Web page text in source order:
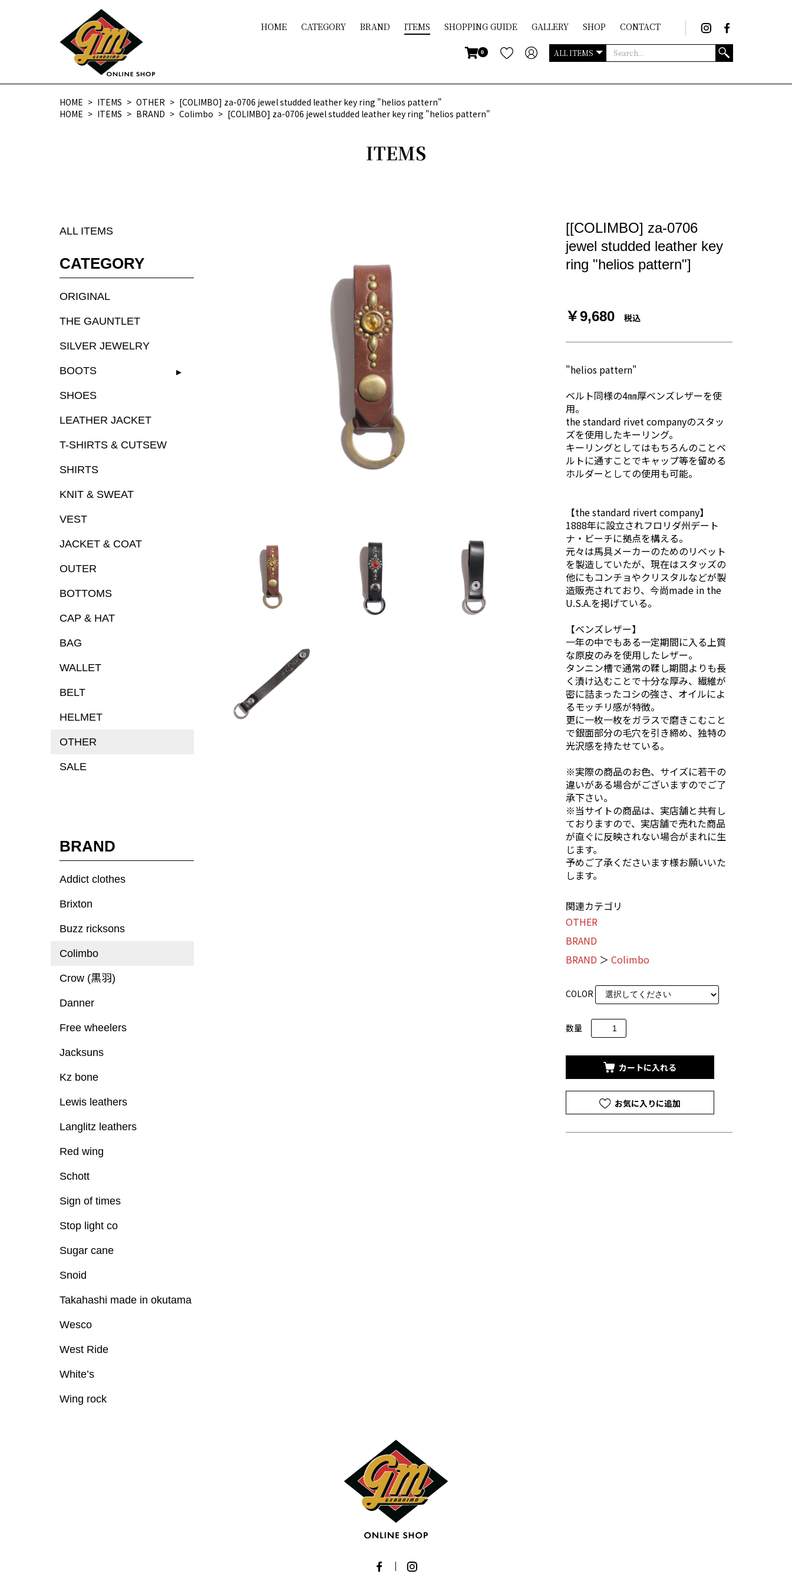
HOME CATEGORY BRAND ITEMS SHOPPING GUIDE GALLERY SHOP CONTACT
0
HOME ITEMS OTHER
[COLIMBO] za-0706 jewel studded leather key ring "helios pattern"
HOME
ITEMS BRAND Colimbo [COLIMBO] za-0706 jewel studded leather key ring "helios pattern"
ITEMS
ALL ITEMS
CATEGORY
ORIGINAL
THE GAUNTLET
SILVER JEWELRY
BOOTS ▸
SHOES
LEATHER JACKET
T-SHIRTS & CUTSEW
SHIRTS
KNIT & SWEAT
VEST
JACKET & COAT
OUTER
BOTTOMS
CAP & HAT
BAG
WALLET
BELT
HELMET
OTHER
SALE
BRAND
Addict clothes
Brixton
Buzz ricksons
Colimbo
Crow (黒羽)
Danner
Free wheelers
Jacksuns
Kz bone
Lewis leathers
Langlitz leathers
Red wing
Schott
Sign of times
Stop light co
Sugar cane
Snoid
Takahashi made in okutama
Wesco
West Ride
White’s
Wing rock
[[COLIMBO] za-0706
jewel studded leather key
ring "helios pattern"]
￥9,680 税込
"helios pattern"
ベルト同様の4㎜厚ベンズレザーを使
用。
the standard rivet companyのスタッ
ズを使用したキーリング。
キーリングとしてはもちろんのことベ
ルトに通すことでキャップ等を留める
ホルダーとしての使用も可能。
【the standard rivert company】
1888年に設立されフロリダ州デート
ナ・ビーチに拠点を構える。
元々は馬具メーカーのためのリベット
を製造していたが、現在はスタッズの
他にもコンチョやクリスタルなどが製
造販売されており、今尚made in the
U.S.A.を掲げている。
【ベンズレザー】
一年の中でもある一定期間に入る上質
な原皮のみを使用したレザー。
タンニン槽で通常の鞣し期間よりも長
く漬け込むことで十分な厚み、繊維が
密に詰まったコシの強さ、オイルによ
るモッチリ感が特徴。
更に一枚一枚をガラスで磨きこむこと
で銀面部分の毛穴を引き締め、独特の
光沢感を持たせている。
※実際の商品のお色、サイズに若干の
違いがある場合がございますのでご了
承下さい。
※当サイトの商品は、実店舗と共有し
ておりますので、実店舗で売れた商品
が直ぐに反映されない場合がまれに生
じます。
予めご了承くださいます様お願いいた
します。
関連カテゴリ
OTHER
BRAND
BRAND ＞ Colimbo
COLOR
数量
カートに入れる
お気に入りに追加